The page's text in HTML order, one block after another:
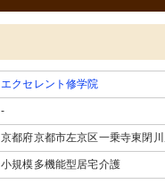
エクセレント修学院
-
京都府京都市左京区一乗寺東閉
小規模多機能型居宅介護